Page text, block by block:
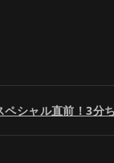
ペシャル直前！3